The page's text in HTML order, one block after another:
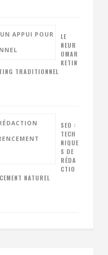
LE
NEUR
OMAR
KETIN
TRADITIONNEL
SEO :
TECH
NIQUE
S DE
RÉDA
CTIO
NATUREL